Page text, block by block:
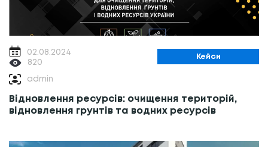
02.08.2024
820
Кейси
admin
Відновлення ресурсів: очищення територій,
відновлення грунтів та водних ресурсів